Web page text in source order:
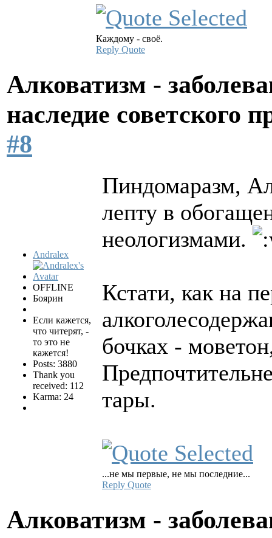
Каждому - своё.
Reply Quote
Алковатизм -
наследие советского
#8
Andralex
OFFLINE
Боярин
Если кажется,
что читерят, -
то это не
кажется!
Posts: 3880
Thank you
received: 112
Karma: 24
Пиндомаразм,
лепту в
неологизмами.
Кстати, как на
бочках -
тары.
...не мы первые, не мы последние...
Reply Quote
Алковатизм -